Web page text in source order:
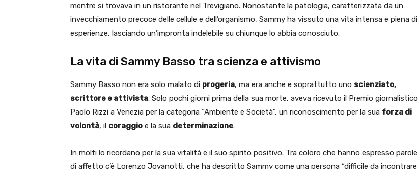
mentre si trovava in un ristorante nel Trevigiano. Nonostante la patologia, caratterizzata da un
invecchiamento precoce delle cellule e dell’organismo, Sammy ha vissuto una vita intensa e piena di
esperienze, lasciando un’impronta indelebile su chiunque lo abbia conosciuto.
La vita di Sammy Basso tra scienza e attivismo
Sammy Basso non era solo malato di progeria, ma era anche e soprattutto uno scienziato,
scrittore e attivista. Solo pochi giorni prima della sua morte, aveva ricevuto il Premio giornalistico
Paolo Rizzi a Venezia per la categoria “Ambiente e Società”, un riconoscimento per la sua forza di
volontà, il coraggio e la sua determinazione.
In molti lo ricordano per la sua vitalità e il suo spirito positivo. Tra coloro che hanno espresso parole
di affetto c’è Lorenzo Jovanotti, che ha descritto Sammy come una persona “difficile da incontrare